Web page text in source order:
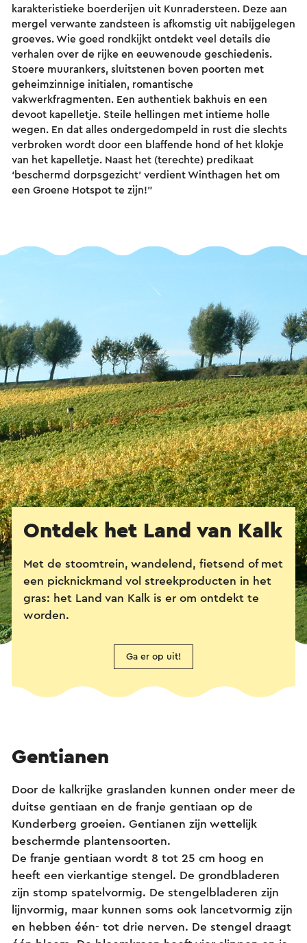
karakteristieke boerderijen uit Kunradersteen. Deze aan
mergel verwante zandsteen is afkomstig uit nabijgelegen
groeves. Wie goed rondkijkt ontdekt veel details die
verhalen over de rijke en eeuwenoude geschiedenis.
Stoere muurankers, sluitstenen boven poorten met
geheimzinnige initialen, romantische
vakwerkfragmenten. Een authentiek bakhuis en een
devoot kapelletje. Steile hellingen met intieme holle
wegen. En dat alles ondergedompeld in rust die slechts
verbroken wordt door een blaffende hond of het klokje
van het kapelletje. Naast het (terechte) predikaat
‘beschermd dorpsgezicht’ verdient Winthagen het om
een Groene Hotspot te zijn!”
Ontdek het Land van Kalk
Met de stoomtrein, wandelend, fietsend of met
een picknickmand vol streekproducten in het
gras: het Land van Kalk is er om ontdekt te
worden.
Ga er op uit!
Gentianen
Door de kalkrijke graslanden kunnen onder meer de
duitse gentiaan en de franje gentiaan op de
Kunderberg groeien. Gentianen zijn wettelijk
beschermde plantensoorten.
De franje gentiaan wordt 8 tot 25 cm hoog en
heeft een vierkantige stengel. De grondbladeren
zijn stomp spatelvormig. De stengelbladeren zijn
lijnvormig, maar kunnen soms ook lancetvormig zijn
en hebben één- tot drie nerven. De stengel draagt